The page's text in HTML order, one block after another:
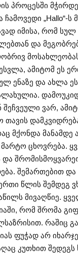
პროცესში
ჩამოვედი „Hallo“-ს
იმისა, რომ
და
ამიტომ ეს
ენაზე და ახლა
შეჩვეული ვარ,
თავის
მქონდა მანამდე
ცხოვრება.
და
შემართებით
წლის შემდეგ
მივაღწიე.
რომ შრომა
რაშიც
ფუჭად არ
კუთხით შედეგს